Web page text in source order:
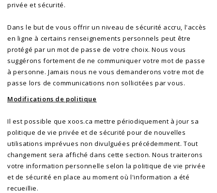
privée et sécurité.
Dans le but de vous offrir un niveau de sécurité accru, l'accès
en ligne à certains renseignements personnels peut être
protégé par un mot de passe de votre choix. Nous vous
suggérons fortement de ne communiquer votre mot de passe
à personne. Jamais nous ne vous demanderons votre mot de
passe lors de communications non sollicitées par vous.
Modifications de politique
Il est possible que xoos.ca mettre périodiquement à jour sa
politique de vie privée et de sécurité pour de nouvelles
utilisations imprévues non divulguées précédemment. Tout
changement sera affiché dans cette section. Nous traiterons
votre information personnelle selon la politique de vie privée
et de sécurité en place au moment où l'information a été
recueillie.